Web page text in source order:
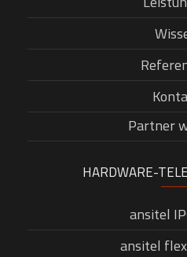
Partner
HARDWARE-
ansitel
ansitel